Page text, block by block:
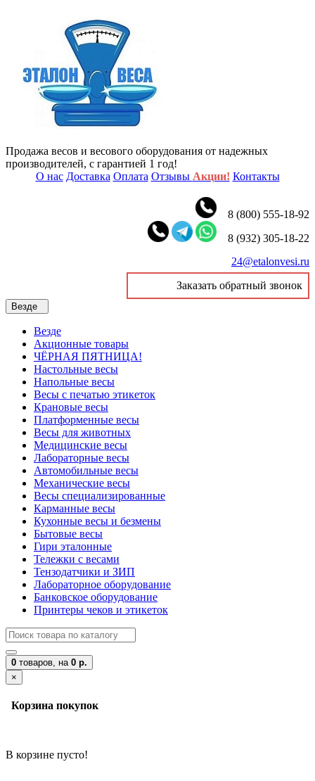
Продажа весов и весового оборудования от надежных
производителей, с гарантией 1 год!
О нас Доставка Оплата Отзывы Акции! Контакты
8 (800) 555-18-92
8 (932) 305-18-22
24@etalonvesi.ru
Заказать обратный звонок
Везде
Везде
Акционные товары
ЧЁРНАЯ ПЯТНИЦА!
Настольные весы
Напольные весы
Весы с печатью этикеток
Крановые весы
Платформенные весы
Весы для животных
Медицинские весы
Лабораторные весы
Автомобильные весы
Механические весы
Весы специализированные
Карманные весы
Кухонные весы и безмены
Бытовые весы
Гири эталонные
Тележки с весами
Тензодатчики и ЗИП
Лабораторное оборудование
Банковское оборудование
Принтеры чеков и этикеток
0 товаров, на 0 р.
×
Корзина покупок
В корзине пусто!